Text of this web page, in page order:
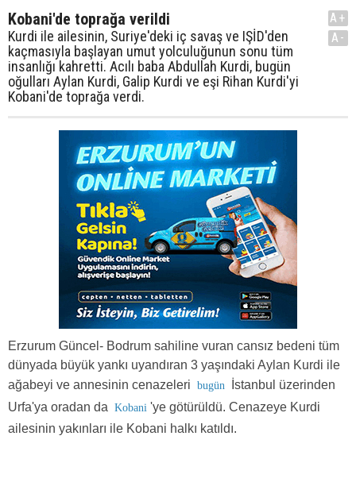
Kobani'de toprağa verildi
Kurdi ile ailesinin, Suriye'deki iç savaş ve IŞİD'den
kaçmasıyla başlayan umut yolculuğunun sonu tüm
insanlığı kahretti. Acılı baba Abdullah Kurdi, bugün
oğulları Aylan Kurdi, Galip Kurdi ve eşi Rihan Kurdi'yi
Kobani'de toprağa verdi.
A+
A-
Erzurum Güncel- Bodrum sahiline vuran cansız bedeni tüm
dünyada büyük yankı uyandıran 3 yaşındaki Aylan Kurdi ile
ağabeyi ve annesinin cenazeleri bugün
İstanbul üzerinden
Urfa'ya oradan da Kobani 'ye götürüldü. Cenazeye Kurdi
ailesinin yakınları ile Kobani halkı katıldı.